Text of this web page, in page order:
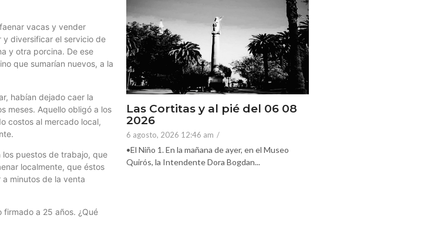
vacas y vender
y diversificar el servicio de
y otra porcina. De ese
que sumarían nuevos, a la
habían dejado caer la
meses. Aquello obligó a los
costos al mercado local,
puestos de trabajo, que
localmente, que éstos
minutos de la venta
a 25 años. ¿Qué
Las Cortitas y al pié del 06 08
2026
6 agosto, 2026 12:46 am /
•El Niño 1. En la mañana de ayer, en el Museo
Quirós, la Intendente Dora Bogdan...